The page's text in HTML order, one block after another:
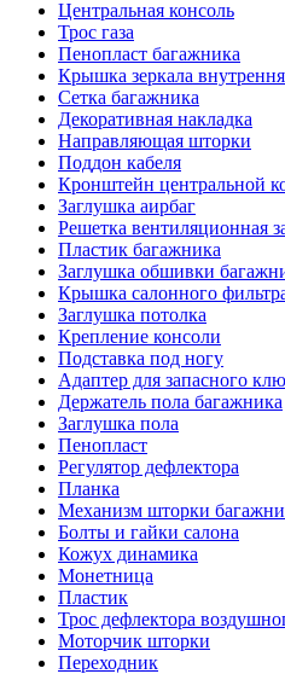
Центральная консоль
Трос газа
Пенопласт багажника
Крышка зеркала
Сетка багажника
Декоративная накладка
Направляющая шторки
Поддон кабеля
Кронштейн центральной
Заглушка аирбаг
Решетка вентиляционная
Пластик багажника
Заглушка обшивки
Крышка салонного
Заглушка потолка
Крепление консоли
Подставка под ногу
Адаптер для запасного
Держатель пола багажника
Заглушка пола
Пенопласт
Регулятор дефлектора
Планка
Механизм шторки
Болты и гайки салона
Кожух динамика
Монетница
Пластик
Трос дефлектора
Моторчик шторки
Переходник